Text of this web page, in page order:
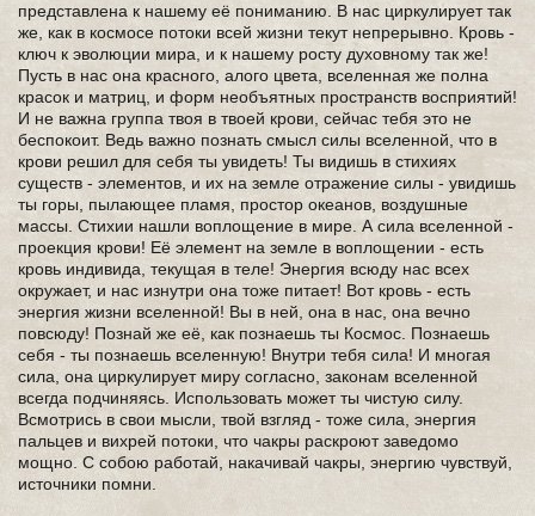
представлена к нашему её пониманию. В нас циркулирует так
же, как в космосе потоки всей жизни текут непрерывно. Кровь -
ключ к эволюции мира, и к нашему росту духовному так же!
Пусть в нас она красного, алого цвета, вселенная же полна
красок и матриц, и форм необъятных пространств восприятий!
И не важна группа твоя в твоей крови, сейчас тебя это не
беспокоит. Ведь важно познать смысл силы вселенной, что в
крови решил для себя ты увидеть! Ты видишь в стихиях
существ - элементов, и их на земле отражение силы - увидишь
ты горы, пылающее пламя, простор океанов, воздушные
массы. Стихии нашли воплощение в мире. А сила вселенной -
проекция крови! Её элемент на земле в воплощении - есть
кровь индивида, текущая в теле! Энергия всюду нас всех
окружает, и нас изнутри она тоже питает! Вот кровь - есть
энергия жизни вселенной! Вы в ней, она в нас, она вечно
повсюду! Познай же её, как познаешь ты Космос. Познаешь
себя - ты познаешь вселенную! Внутри тебя сила! И многая
сила, она циркулирует миру согласно, законам вселенной
всегда подчиняясь. Использовать может ты чистую силу.
Всмотрись в свои мысли, твой взгляд - тоже сила, энергия
пальцев и вихрей потоки, что чакры раскроют заведомо
мощно. С собою работай, накачивай чакры, энергию чувствуй,
источники помни.